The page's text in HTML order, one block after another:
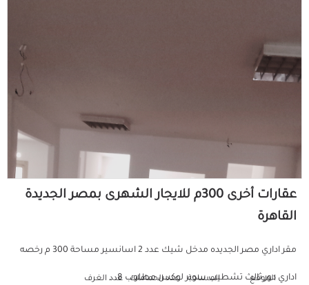
عقارات أخرى 300م للايجار الشهرى بمصر الجديدة
القاهرة
مقر اداري مصر الجديده مدخل شيك عدد 2 اسانسير مساحة 300 م رخصه
اداري دور ثالث تشطيب سوبر لوكس مطلوب 8...
الموقع المساحة عدد الحمامات عدد الغرف